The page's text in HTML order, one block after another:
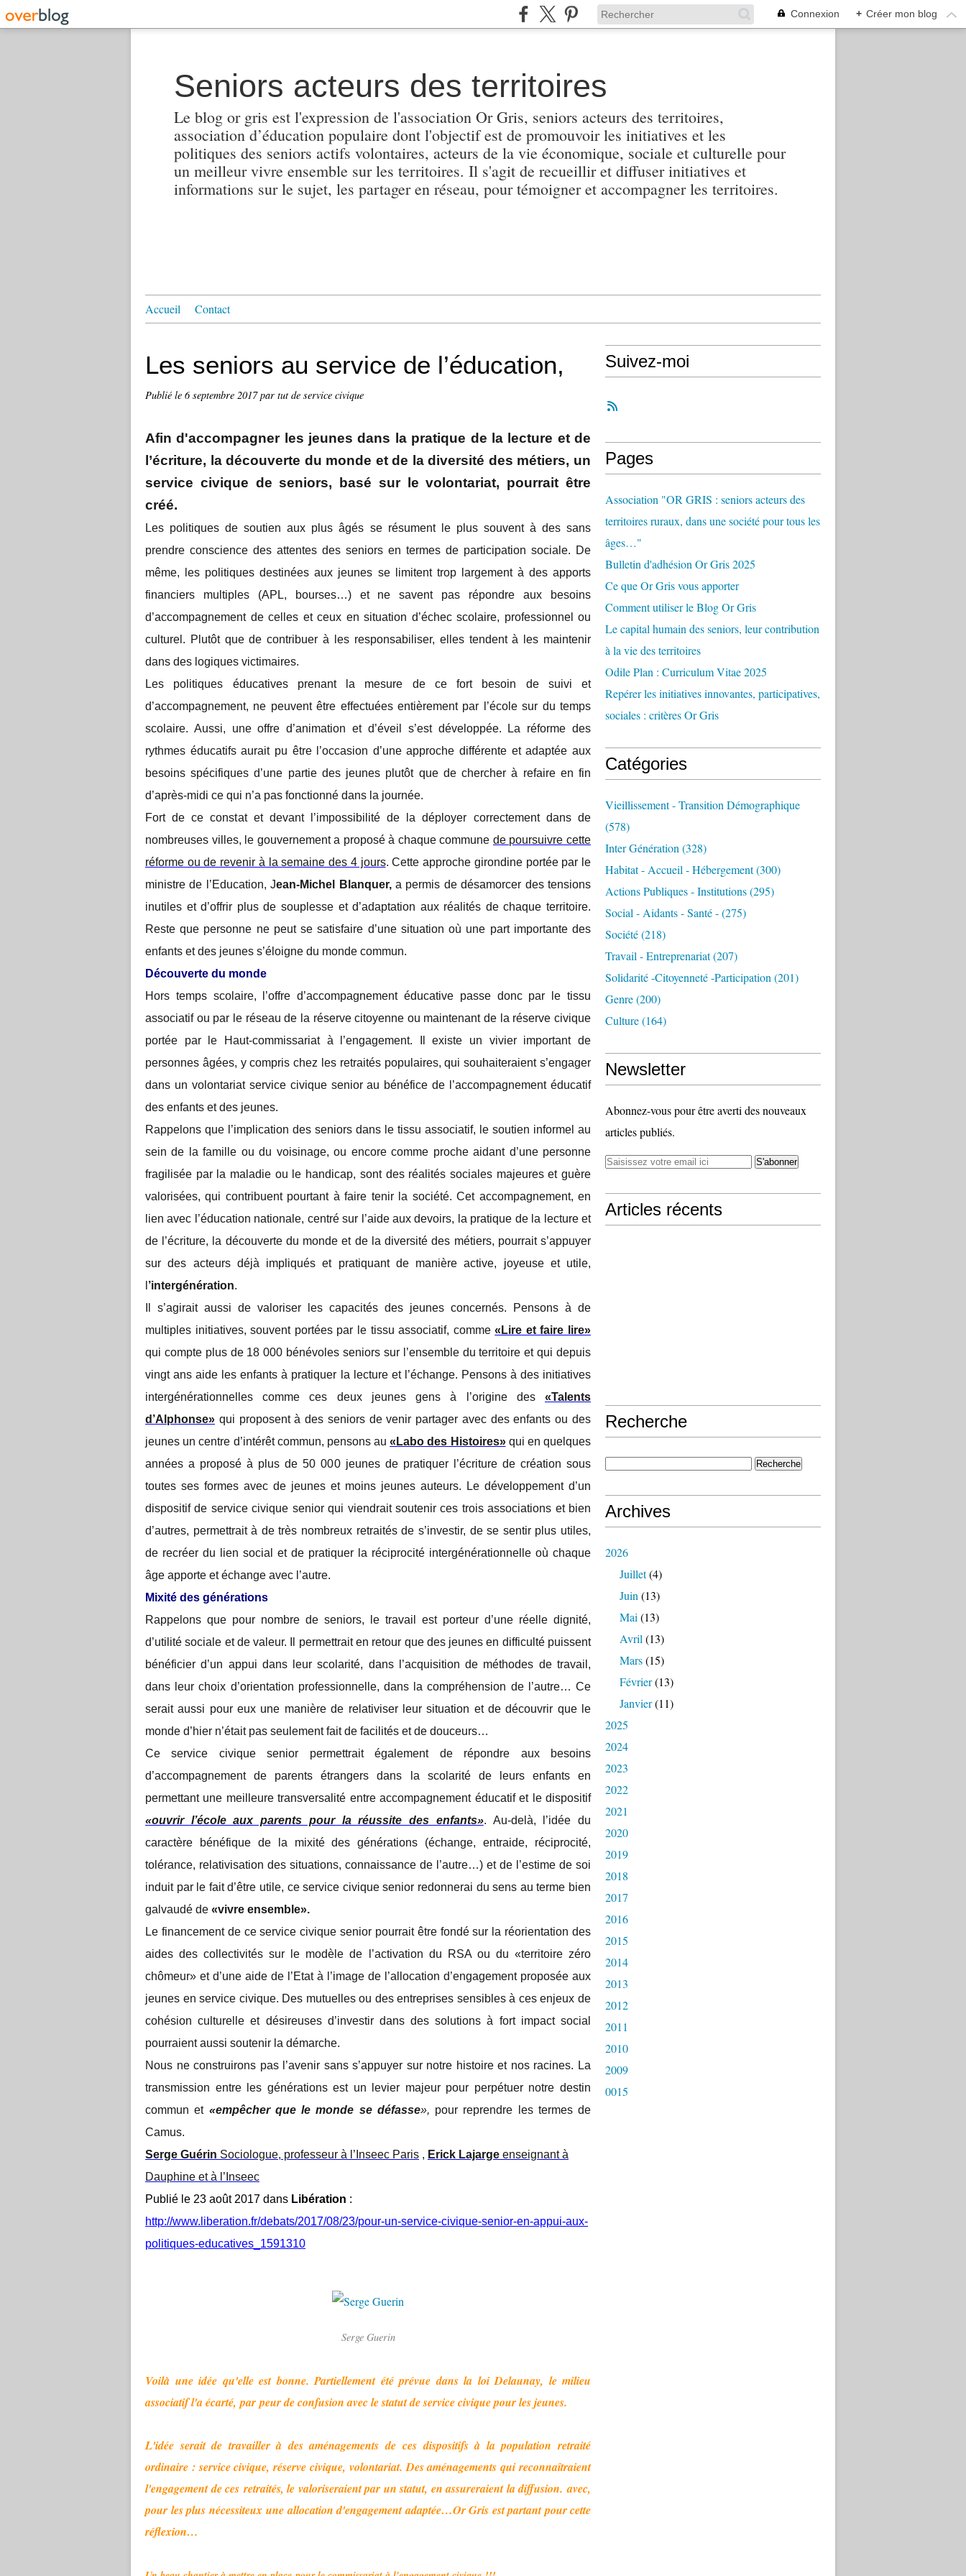
Connexion + Créer mon blog
Seniors acteurs des territoires
Le blog or gris est l'expression de l'association Or Gris, seniors acteurs des territoires,
association d’éducation populaire dont l'objectif est de promouvoir les initiatives et les
politiques des seniors actifs volontaires, acteurs de la vie économique, sociale et culturelle pour
un meilleur vivre ensemble sur les territoires. Il s'agit de recueillir et diffuser initiatives et
informations sur le sujet, les partager en réseau, pour témoigner et accompagner les territoires.
Accueil Contact
Les seniors au service de l’éducation,
Publié le 6 septembre 2017par tut de service civique
Afin d'accompagner les jeunes dans la pratique de la lecture et de
l’écriture, la découverte du monde et de la diversité des métiers, un
service civique de seniors, basé sur le volontariat, pourrait être
créé.
Les politiques de soutien aux plus âgés se résument le plus souvent à des sans
prendre conscience des attentes des seniors en termes de participation sociale. De
même, les politiques destinées aux jeunes se limitent trop largement à des apports
financiers multiples (APL, bourses…) et ne savent pas répondre aux besoins
d’accompagnement de celles et ceux en situation d’échec scolaire, professionnel ou
culturel. Plutôt que de contribuer à les responsabiliser, elles tendent à les maintenir
dans des logiques victimaires.
Les politiques éducatives prenant la mesure de ce fort besoin de suivi et
d’accompagnement, ne peuvent être effectuées entièrement par l’école sur du temps
scolaire. Aussi, une offre d’animation et d’éveil s’est développée. La réforme des
rythmes éducatifs aurait pu être l’occasion d’une approche différente et adaptée aux
besoins spécifiques d’une partie des jeunes plutôt que de chercher à refaire en fin
d’après-midi ce qui n’a pas fonctionné dans la journée.
Fort de ce constat et devant l’impossibilité de la déployer correctement dans de
nombreuses villes, le gouvernement a proposé à chaque commune de poursuivre cette
réforme ou de revenir à la semaine des 4 jours. Cette approche girondine portée par le
ministre de l’Education, Jean-Michel Blanquer,a permis de désamorcer des tensions
inutiles et d’offrir plus de souplesse et d’adaptation aux réalités de chaque territoire.
Reste que personne ne peut se satisfaire d’une situation où une part importante des
enfants et des jeunes s’éloigne du monde commun.
Découverte du monde
Hors temps scolaire, l’offre d’accompagnement éducative passe donc par le tissu
associatif ou par le réseau de la réserve citoyenne ou maintenant de la réserve civique
portée par le Haut-commissariat à l’engagement. Il existe un vivier important de
personnes âgées, y compris chez les retraités populaires, qui souhaiteraient s’engager
dans un volontariat service civique senior au bénéfice de l’accompagnement éducatif
des enfants et des jeunes.
Rappelons que l’implication des seniors dans le tissu associatif, le soutien informel au
sein de la famille ou du voisinage, ou encore comme proche aidant d’une personne
fragilisée par la maladie ou le handicap, sont des réalités sociales majeures et guère
valorisées, qui contribuent pourtant à faire tenir la société. Cet accompagnement, en
lien avec l’éducation nationale, centré sur l’aide aux devoirs, la pratique de la lecture et
de l’écriture, la découverte du monde et de la diversité des métiers, pourrait s’appuyer
sur des acteurs déjà impliqués et pratiquant de manière active, joyeuse et utile,
’intergénération.
Il s’agirait aussi de valoriser les capacités des jeunes concernés. Pensons à de
multiples initiatives, souvent portées par le tissu associatif, comme«Lire et faire lire»
qui compte plus de 18 000 bénévoles seniors sur l’ensemble du territoire et qui depuis
vingt ans aide les enfants à pratiquer la lecture et l’échange. Pensons à des initiatives
intergénérationnelles comme ces deux jeunes gens à l’origine des «Talents
d’Alphonse» qui proposent à des seniors de venir partager avec des enfants ou des
jeunes un centre d’intérêt commun, pensons au«Labo des Histoires»qui en quelques
années a proposé à plus de 50 000 jeunes de pratiquer l’écriture de création sous
toutes ses formes avec de jeunes et moins jeunes auteurs. Le développement d’un
dispositif de service civique senior qui viendrait soutenir ces trois associations et bien
d’autres, permettrait à de très nombreux retraités de s’investir, de se sentir plus utiles,
de recréer du lien social et de pratiquer la réciprocité intergénérationnelle où chaque
âge apporte et échange avec l’autre.
Mixité des générations
Rappelons que pour nombre de seniors, le travail est porteur d’une réelle dignité,
d’utilité sociale et de valeur. Il permettrait en retour que des jeunes en difficulté puissent
bénéficier d’un appui dans leur scolarité, dans l’acquisition de méthodes de travail,
dans leur choix d’orientation professionnelle, dans la compréhension de l’autre… Ce
serait aussi pour eux une manière de relativiser leur situation et de découvrir que le
monde d’hier n’était pas seulement fait de facilités et de douceurs…
Ce service civique senior permettrait également de répondre aux besoins
d’accompagnement de parents étrangers dans la scolarité de leurs enfants en
permettant une meilleure transversalité entre accompagnement éducatif et le dispositif
«ouvrir l’école aux parents pour la réussite des enfants». Au-delà, l’idée du
caractère bénéfique de la mixité des générations (échange, entraide, réciprocité,
tolérance, relativisation des situations, connaissance de l’autre…) et de l’estime de soi
induit par le fait d’être utile, ce service civique senior redonnerai du sens au terme bien
galvaudé de «vivre ensemble».
Le financement de ce service civique senior pourrait être fondé sur la réorientation des
aides des collectivités sur le modèle de l’activation du RSA ou du «territoire zéro
chômeur» et d’une aide de l’Etat à l’image de l’allocation d’engagement proposée aux
jeunes en service civique. Des mutuelles ou des entreprises sensibles à ces enjeux de
cohésion culturelle et désireuses d’investir dans des solutions à fort impact social
pourraient aussi soutenir la démarche.
Nous ne construirons pas l’avenir sans s’appuyer sur notre histoire et nos racines. La
transmission entre les générations est un levier majeur pour perpétuer notre destin
commun et «empêcher que le monde se défasse», pour reprendre les termes de
Camus.
Serge Guérin Sociologue, professeur à l’Inseec Paris , Erick Lajarge enseignant à
Dauphine et à l’Inseec
Publié le 23 août 2017 dans Libération :
http://www.liberation.fr/debats/2017/08/23/pour-un-service-civique-senior-en-appui-aux-
politiques-educatives_1591310
Serge Guerin
Voilà une idée qu'elle est bonne. Partiellement été prévue dans la loi Delaunay, le milieu
associatif l'a écarté, par peur de confusion avec le statut de service civique pour les jeunes.
L'idée serait de travailler à des aménagements de ces dispositifs à la population retraité
ordinaire : service civique, réserve civique, volontariat. Des aménagements qui reconnaîtraient
l'engagement de ces retraités, le valoriseraient par un statut, en assureraient la diffusion. avec,
pour les plus nécessiteux une allocation d'engagement adaptée…Or Gris est partant pour cette
réflexion…
Suivez-moi
Pages
Association "OR GRIS : seniors acteurs des
territoires ruraux, dans une société pour tous les
âges…"
Bulletin d'adhésion Or Gris 2025
Ce que Or Gris vous apporter
Comment utiliser le Blog Or Gris
Le capital humain des seniors, leur contribution
à la vie des territoires
Odile Plan : Curriculum Vitae 2025
Repérer les initiatives innovantes, participatives,
sociales : critères Or Gris
Catégories
Vieillissement - Transition Démographique
(578)
Inter Génération (328)
Habitat - Accueil - Hébergement(300)
Actions Publiques - Institutions(295)
Social - Aidants - Santé -(275)
Société(218)
Travail - Entreprenariat(207)
Solidarité -citoyenneté -participation (201)
Genre(200)
Culture(164)
Newsletter
Abonnez-vous pour être averti des nouveaux
articles publiés.
Articles récents
Recherche
Archives
2026
Juillet(4)
Juin (13)
Mai (13)
Avril (13)
Mars(15)
Février(13)
Janvier(11)
2025
2024
2023
2022
2021
2020
2019
2018
2017
2016
2015
2014
2013
2012
2011
2010
2009
0015